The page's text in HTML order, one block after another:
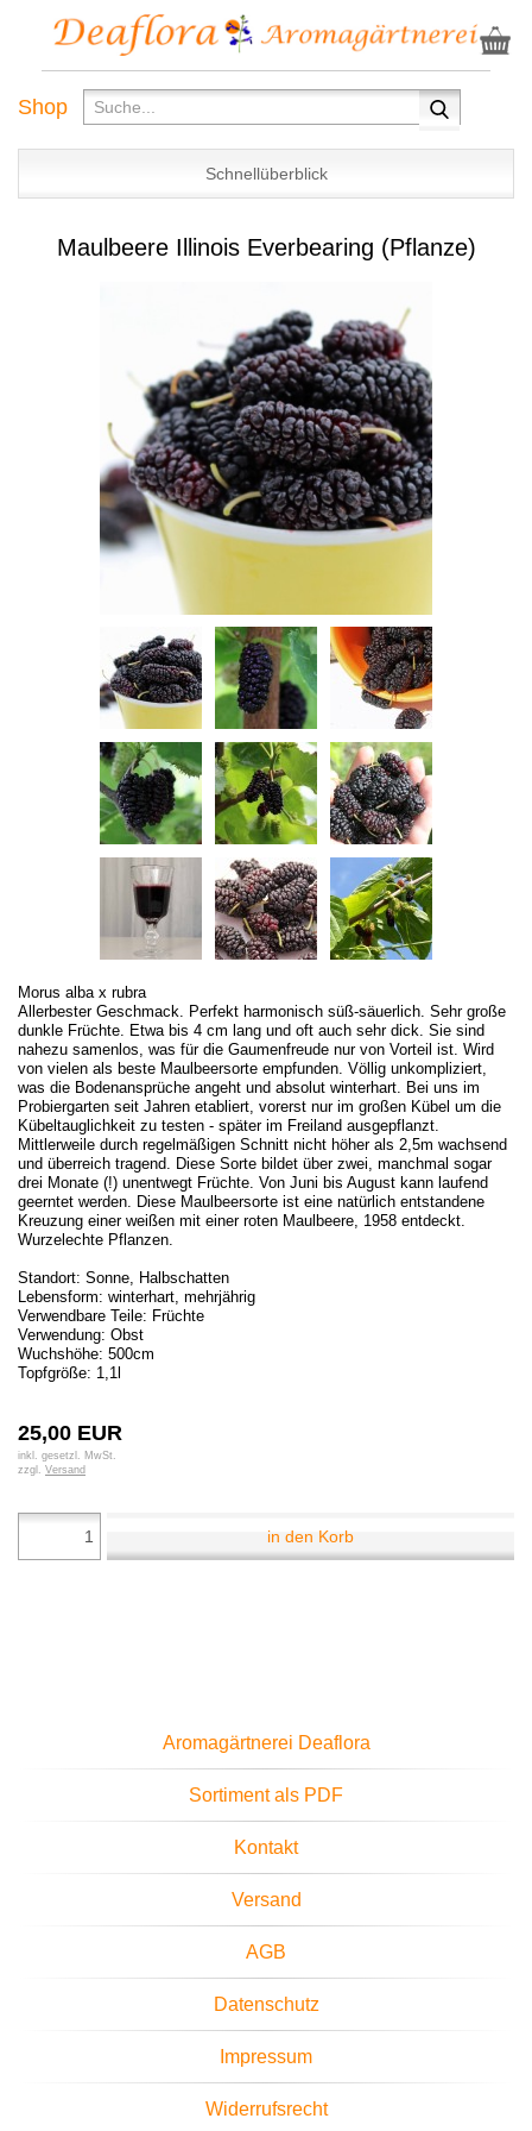
Shop
Schnellüberblick
Maulbeere Illinois Everbearing (Pflanze)
Morus alba x rubra
Allerbester Geschmack. Perfekt harmonisch süß-säuerlich. Sehr große
dunkle Früchte. Etwa bis 4 cm lang und oft auch sehr dick. Sie sind
nahezu samenlos, was für die Gaumenfreude nur von Vorteil ist. Wird
von vielen als beste Maulbeersorte empfunden. Völlig unkompliziert,
was die Bodenansprüche angeht und absolut winterhart. Bei uns im
Probiergarten seit Jahren etabliert, vorerst nur im großen Kübel um die
Kübeltauglichkeit zu testen - später im Freiland ausgepflanzt.
Mittlerweile durch regelmäßigen Schnitt nicht höher als 2,5m wachsend
und überreich tragend. Diese Sorte bildet über zwei, manchmal sogar
drei Monate (!) unentwegt Früchte. Von Juni bis August kann laufend
geerntet werden. Diese Maulbeersorte ist eine natürlich entstandene
Kreuzung einer weißen mit einer roten Maulbeere, 1958 entdeckt.
Wurzelechte Pflanzen.
Standort: Sonne, Halbschatten
Lebensform: winterhart, mehrjährig
Verwendbare Teile: Früchte
Verwendung: Obst
Wuchshöhe: 500cm
Topfgröße: 1,1l
25,00 EUR
inkl. gesetzl. MwSt.
zzgl. Versand
in den Korb
Aromagärtnerei Deaflora
Sortiment als PDF
Kontakt
Versand
AGB
Datenschutz
Impressum
Widerrufsrecht